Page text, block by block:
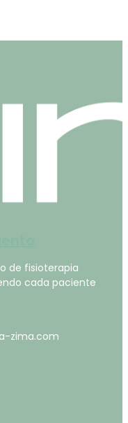
de fisioterapia
cada paciente
zima.com